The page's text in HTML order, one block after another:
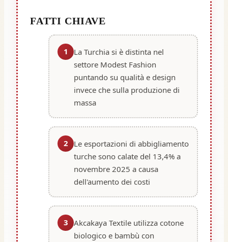
FATTI CHIAVE
1
La Turchia si è distinta nel
settore Modest Fashion
puntando su qualità e design
invece che sulla produzione di
massa
2
Le esportazioni di abbigliamento
turche sono calate del 13,4% a
novembre 2025 a causa
dell'aumento dei costi
3 Akcakaya Textile utilizza cotone
biologico e bambù con